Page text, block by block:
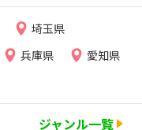
埼玉県
兵庫県
愛知県
ジャンル一覧